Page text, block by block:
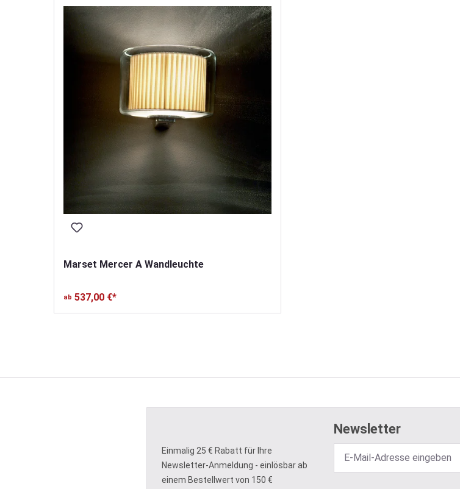
Marset Mercer A Wandleuchte
ab 537,00 €*
Newsletter
Einmalig 25 € Rabatt für Ihre
Newsletter-Anmeldung - einlösbar ab
einem Bestellwert von 150 €